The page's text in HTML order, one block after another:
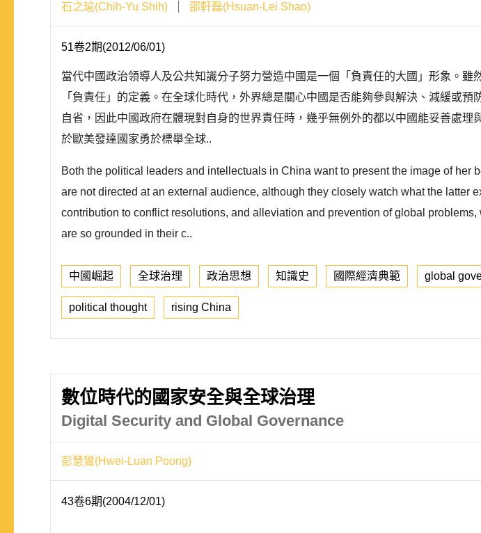
石之瑜(Chih-Yu Shih) 邵軒磊(Hsuan-Lei Shao)
51卷2期(2012/06/01)
當代中國政治領導人及公共知識分子努力營造中國是一個「負責任的大國」形象。
「負責任」的定義。在全球化時代，外界總是關心中國是否能夠參與解決、減緩或
自省，因此中國政府在體現對自身的世界責任時，幾乎無例外的都以中國能妥善處
於歐美發達國家勇於標舉全球..
Both the political leaders and intellectuals in China want to present the image of
are not directed at an external audience, although they closely watch what the latter
contribution to conflict resolutions, and alleviation and prevention of global
are so grounded in their c..
中國崛起 全球治理 政治思想 知識史 國際經濟典範 global
political thought rising China
數位時代的國家安全與全球治理
Digital Security and Global Governance
彭慧鸞(Hwei-Luan Poong)
43卷6期(2004/12/01)